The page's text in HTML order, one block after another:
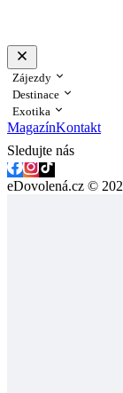
Zájezdy
Destinace
Exotika
MagazínKontakt
Sledujte nás
eDovolená.cz ©